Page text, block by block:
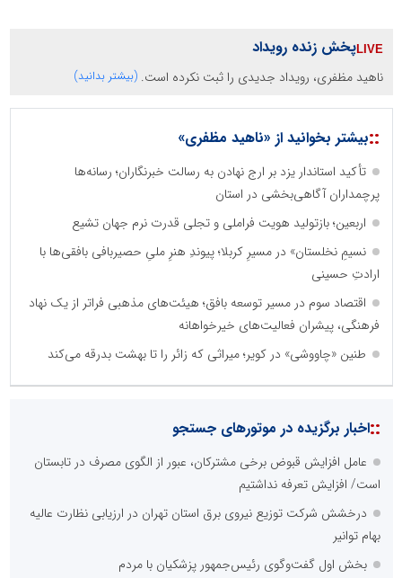
پخش زنده رویداد
ناهید مظفری، رویداد جدیدی را ثبت نکرده است. (بیشتر بدانید)
::بیشتر بخوانید از «ناهید مظفری»
تأکید استاندار یزد بر ارج نهادن به رسالت خبرنگاران؛ رسانه‌ها
پرچمداران آگاهی‌بخشی در استان
اربعین؛ بازتولید هویت فراملی و تجلی قدرت نرم جهان تشیع
نسیمِ نخلستان» در مسیرِ کربلا؛ پیوندِ هنرِ ملیِ حصیربافی بافقی‌ها با
ارادتِ حسینی
اقتصاد سوم در مسیر توسعه بافق؛ هیئت‌های مذهبی فراتر از یک نهاد
فرهنگی، پیشران فعالیت‌های خیرخواهانه
طنین «چاووشی» در کویر؛ میراثی که زائر را تا بهشت بدرقه می‌کند
::اخبار برگزیده در موتورهای جستجو
عامل افزایش قبوض برخی مشترکان، عبور از الگوی مصرف در تابستان
است/ افزایش تعرفه نداشتیم
درخشش شرکت توزیع نیروی برق استان تهران در ارزیابی نظارت عالیه
بهام توانیر
بخش اول گفت‌وگوی رئیس‌جمهور پزشکیان با مردم